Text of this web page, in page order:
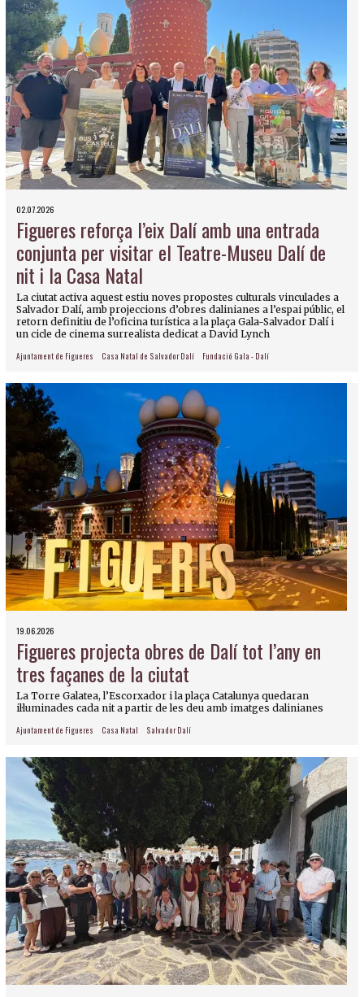
02.07.2026
Figueres reforça l’eix Dalí amb una entrada
conjunta per visitar el Teatre-Museu Dalí de
nit i la Casa Natal
La ciutat activa aquest estiu noves propostes culturals vinculades a
Salvador Dalí, amb projeccions d’obres dalinianes a l’espai públic, el
retorn definitiu de l’oficina turística a la plaça Gala-Salvador Dalí i
un cicle de cinema surrealista dedicat a David Lynch
Ajuntament de Figueres Casa Natal de Salvador Dalí Fundació Gala - Dalí
19.06.2026
Figueres projecta obres de Dalí tot l’any en
tres façanes de la ciutat
La Torre Galatea, l’Escorxador i la plaça Catalunya quedaran
il·luminades cada nit a partir de les deu amb imatges dalinianes
Ajuntament de Figueres Casa Natal Salvador Dalí